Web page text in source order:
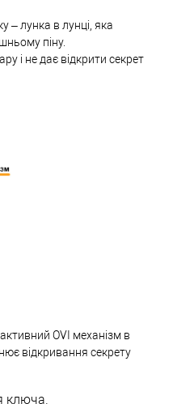
– лунка в лунці, яка
піну.
і не дає відкрити секрет
OVI механізм в
відкривання секрету
ключа.